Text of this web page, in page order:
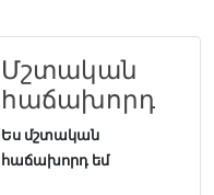
Մշտական
հաճախորդ
Ես մշտական
հաճախորդ եմ